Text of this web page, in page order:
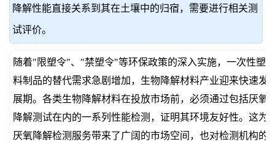
降解性能直接关系到其在土壤中的归宿，需要进行相关测
试评价。
随着"限塑令"、"禁塑令"等环保政策的深入实施，一次性塑
料制品的替代需求急剧增加，生物降解材料产业迎来快速发
展期。各类生物降解材料在投放市场前，必须通过包括厌氧
降解测试在内的一系列性能检测，证明其环境友好性。这为
厌氧降解检测服务带来了广阔的市场空间，也对检测机构的